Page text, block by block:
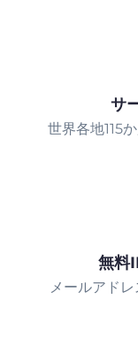
サ
世界各地115
無料
メールアドレ